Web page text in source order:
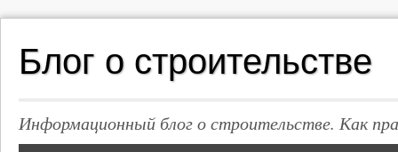
Блог о строительстве
Информационный блог о строительстве. Как